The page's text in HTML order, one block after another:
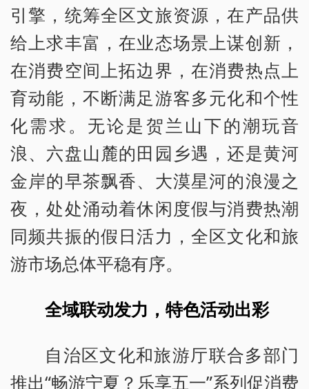
引擎，统筹全区文旅资源，在产品供
给上求丰富，在业态场景上谋创新，
在消费空间上拓边界，在消费热点上
育动能，不断满足游客多元化和个性
化需求。无论是贺兰山下的潮玩音
浪、六盘山麓的田园乡遇，还是黄河
金岸的早茶飘香、大漠星河的浪漫之
夜，处处涌动着休闲度假与消费热潮
同频共振的假日活力，全区文化和旅
游市场总体平稳有序。
全域联动发力，特色活动出彩
自治区文化和旅游厅联合多部门
推出“畅游宁夏？乐享五一”系列促消费